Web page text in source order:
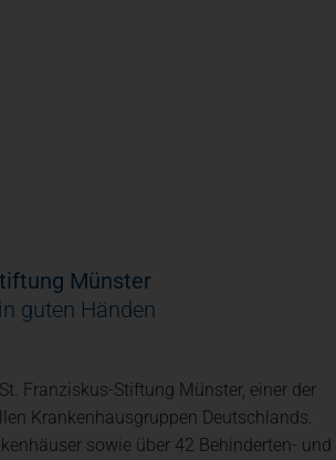
Münster
guten Händen
Franziskus-Stiftung Münster, einer der
Krankenhausgruppen Deutschlands.
sowie über 42 Behinderten- und